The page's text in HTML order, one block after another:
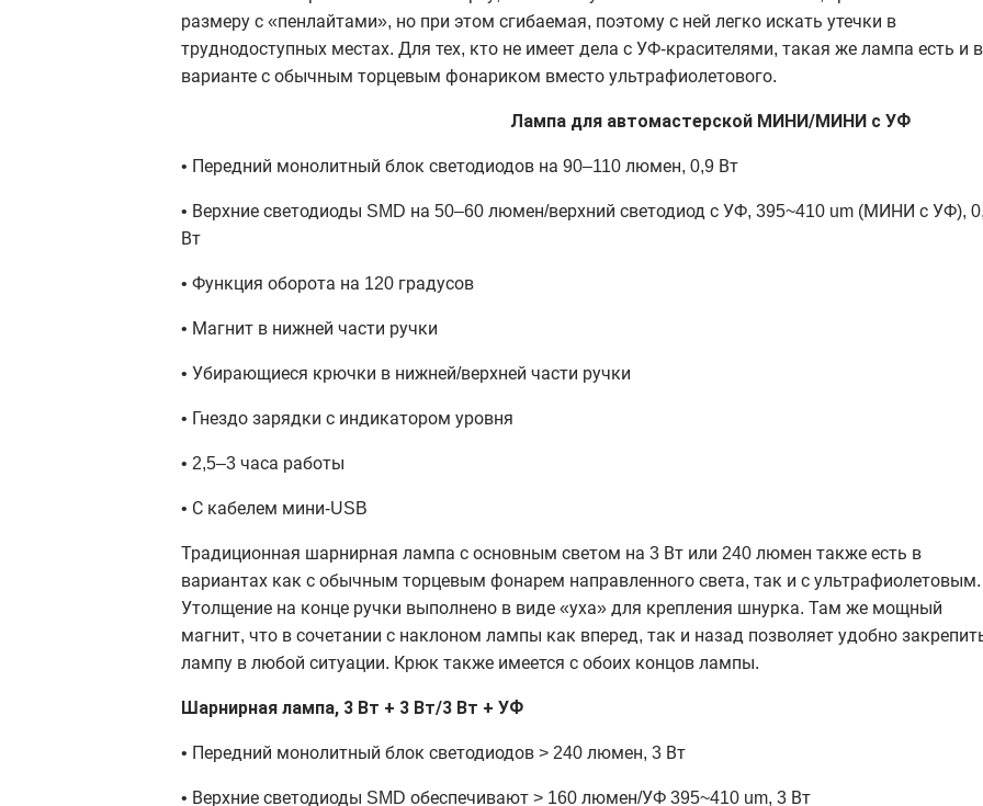
размеру с «пенлайтами», но при этом сгибаемая, поэтому с ней легко искать утечки в
труднодоступных местах. Для тех, кто не имеет дела с УФ-красителями, такая же лампа есть и в
варианте с обычным торцевым фонариком вместо ультрафиолетового.
Лампа для автомастерской МИНИ/МИНИ с УФ
• Передний монолитный блок светодиодов на 90–110 люмен, 0,9 Вт
• Верхние светодиоды SMD на 50–60 люмен/верхний светодиод с УФ, 395~410 um (МИНИ с УФ),
Вт
• Функция оборота на 120 градусов
• Магнит в нижней части ручки
• Убирающиеся крючки в нижней/верхней части ручки
• Гнездо зарядки с индикатором уровня
• 2,5–3 часа работы
• С кабелем мини-USB
Традиционная шарнирная лампа с основным светом на 3 Вт или 240 люмен также есть в
вариантах как с обычным торцевым фонарем направленного света, так и с ультрафиолетовым.
Утолщение на конце ручки выполнено в виде «уха» для крепления шнурка. Там же мощный
магнит, что в сочетании с наклоном лампы как вперед, так и назад позволяет удобно
лампу в любой ситуации. Крюк также имеется с обоих концов лампы.
Шарнирная лампа, 3 Вт + 3 Вт/3 Вт + УФ
• Передний монолитный блок светодиодов > 240 люмен, 3 Вт
• Верхние светодиоды SMD обеспечивают > 160 люмен/УФ 395~410 um, 3 Вт